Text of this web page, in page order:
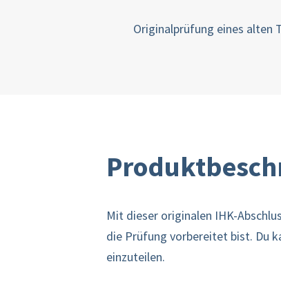
Originalprüfung eines alten
Mit dieser originalen IHK-
die Prüfung vorbereitet bist. Du
einzuteilen.